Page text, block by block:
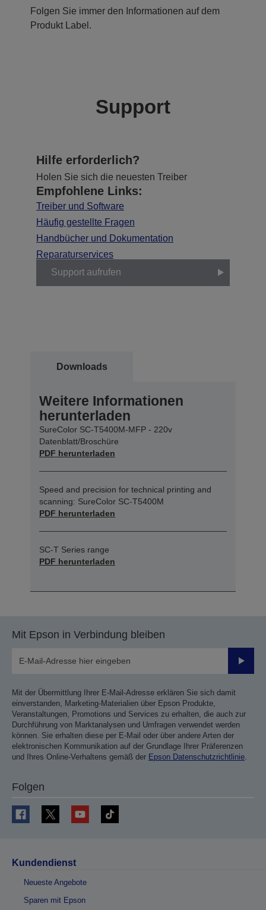
Folgen Sie immer den Informationen auf dem
Produkt Label.
Support
Hilfe erforderlich?
Holen Sie sich die neuesten Treiber
Empfohlene Links:
Treiber und Software
Häufig gestellte Fragen
Handbücher und Dokumentation
Reparaturservices
Support aufrufen
Downloads
Weitere Informationen
herunterladen
SureColor SC-T5400M-MFP - 220v
Datenblatt/Broschüre
PDF herunterladen
Speed and precision for technical printing and
scanning: SureColor SC-T5400M
PDF herunterladen
SC-T Series range
PDF herunterladen
Mit Epson in Verbindung bleiben
Mit der Übermittlung Ihrer E-Mail-Adresse erklären Sie sich damit
einverstanden, Marketing-Materialien über Epson Produkte,
Veranstaltungen, Promotions und Services zu erhalten, die auch zur
Durchführung von Marktanalysen und Umfragen verwendet werden
können. Sie erhalten diese per E-Mail oder über andere Arten der
elektronischen Kommunikation auf der Grundlage Ihrer Präferenzen
und Ihres Online-Verhaltens gemäß der Epson Datenschutzrichtlinie
Folgen
Kundendienst
Neueste Angebote
Sparen mit Epson